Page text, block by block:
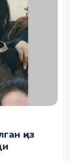
қиз